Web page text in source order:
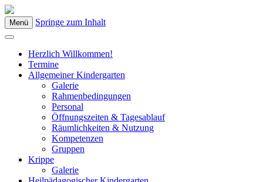
Kindergarten Bad Blumau
Menü Springe zum Inhalt
Herzlich Willkommen!
Termine
Allgemeiner Kindergarten
Galerie
Rahmenbedingungen
Personal
Öffnungszeiten & Tagesablauf
Räumlichkeiten & Nutzung
Kompetenzen
Gruppen
Krippe
Galerie